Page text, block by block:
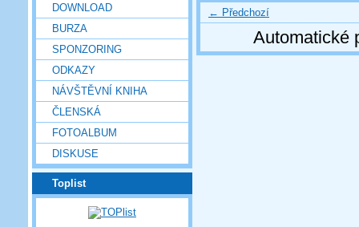
DOWNLOAD
BURZA
SPONZORING
ODKAZY
NÁVŠTĚVNÍ KNIHA
ČLENSKÁ
FOTOALBUM
DISKUSE
Toplist
← Předchozí
Automatické